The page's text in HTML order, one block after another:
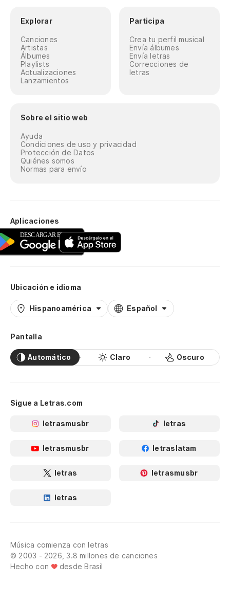
Explorar
Canciones
Artistas
Álbumes
Playlists
Actualizaciones
Lanzamientos
Participa
Crea tu perfil musical
Envía álbumes
Envía letras
Correcciones de
letras
Sobre el sitio web
Ayuda
Condiciones de uso y privacidad
Protección de Datos
Quiénes somos
Normas para envío
Aplicaciones
Ubicación e idioma
Hispanoamérica Español
Pantalla
Automático Claro Oscuro
Sigue a Letras.com
letrasmusbr letras
letrasmusbr letraslatam
letras letrasmusbr
letras
Música comienza con letras
© 2003 - 2026, 3.8 millones de canciones
Hecho con
desde Brasil